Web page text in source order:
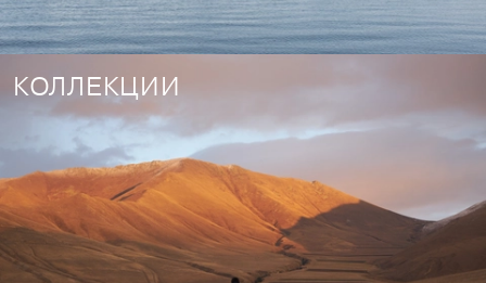
КОЛЛЕКЦИИ